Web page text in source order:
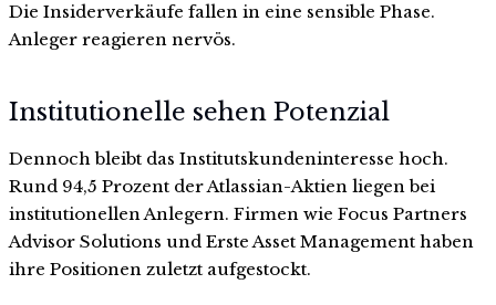
Die Insiderverkäufe fallen in eine sensible Phase.
Anleger reagieren nervös.
Institutionelle sehen Potenzial
Dennoch bleibt das Institutskundeninteresse hoch.
Rund 94,5 Prozent der Atlassian-Aktien liegen bei
institutionellen Anlegern. Firmen wie Focus Partners
Advisor Solutions und Erste Asset Management haben
ihre Positionen zuletzt aufgestockt.